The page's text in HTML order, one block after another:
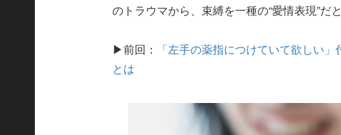
のトラウマから、束縛を一種の“愛情表現”だ
▶前回：
「左手の薬指につけていて欲しい
とは